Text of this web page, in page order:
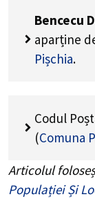
Bencecu
aparține
Pișchia.
Codul
(Comuna
Articolul
Populației Și